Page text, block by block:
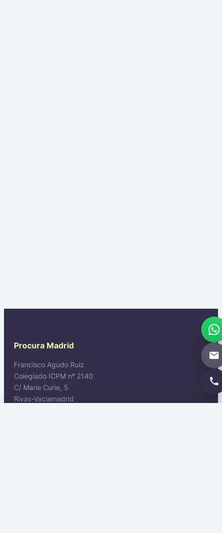
Procura Madrid
Francisco Agudo Ruiz
Colegiado ICPM nº 2140
C/ Marie Curie, 5
Rivas-Vaciamadrid